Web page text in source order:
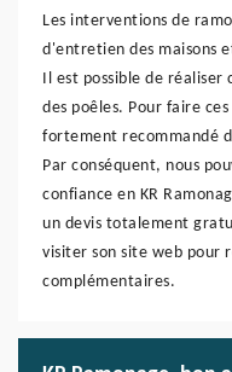
Les interventions de
d'entretien des maisons
Il est possible de réaliser
des poêles. Pour faire
fortement recommandé
Par conséquent, nous
confiance en KR
un devis totalement
visiter son site web pour
complémentaires.